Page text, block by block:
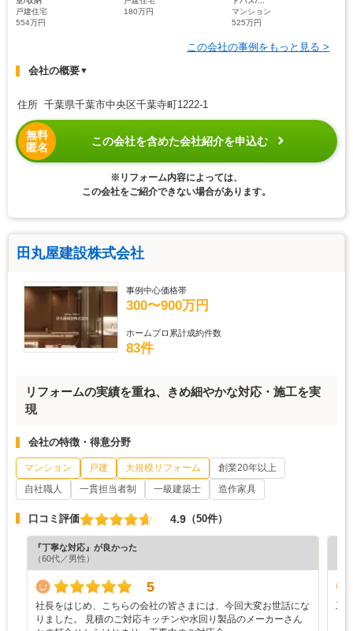
戸建住宅
554万円
180万円
マンション
525万円
この会社の事例をもっと見る >
会社の概要▼
住所 千葉県千葉市中央区千葉寺町1222-1
無料
匿名
この会社を含めた会社紹介を申込む
※リフォーム内容によっては、
この会社をご紹介できない場合があります。
田丸屋建設株式会社
事例中心価格帯
300〜900万円
ホームプロ累計成約件数
83件
リフォームの実績を重ね、きめ細やかな対応・施工を実
現
会社の特徴・得意分野
マンション 戸建 大規模リフォーム
創業20年以上
自社職人
一貫担当者制 一級建築士 造作家具
口コミ評価 4.9 （50件）
『丁寧な対応』が良かった
（60代／男性）
5
社長をはじめ、こちらの会社の皆さまには、今回大変お世話にな
りました。 見積のご対応キッチンや水回り製品のメーカーさん
工